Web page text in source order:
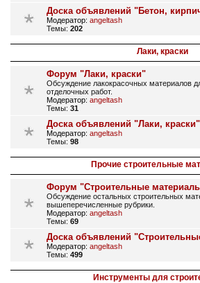
Доска объявлений "Бетон,
Модератор: angeltash
Темы: 202
Лаки, краски
Форум "Лаки, краски"
Обсуждение лакокрасочных материалов
отделочных работ.
Модератор: angeltash
Темы: 31
Доска объявлений "Лаки, краски"
Модератор: angeltash
Темы: 98
Прочие строительные
Форум "Строительные
Обсуждение остальных строительных
вышеперечисленные рубрики.
Модератор: angeltash
Темы: 69
Доска объявлений
Модератор: angeltash
Темы: 499
Инструменты для